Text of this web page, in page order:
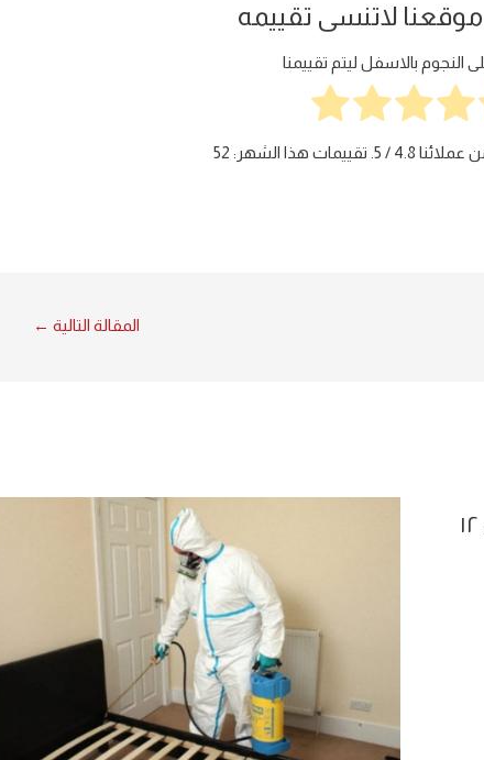
موقعنا لاتنسى تقييمه
بالاسفل ليتم تقييمنا
عملائنا 4.8 / 5. تقييمات هذا الشهر: 52
المقالة التالية ←
أجود شركة رش مبيدات بالرياض بضمان ١٢